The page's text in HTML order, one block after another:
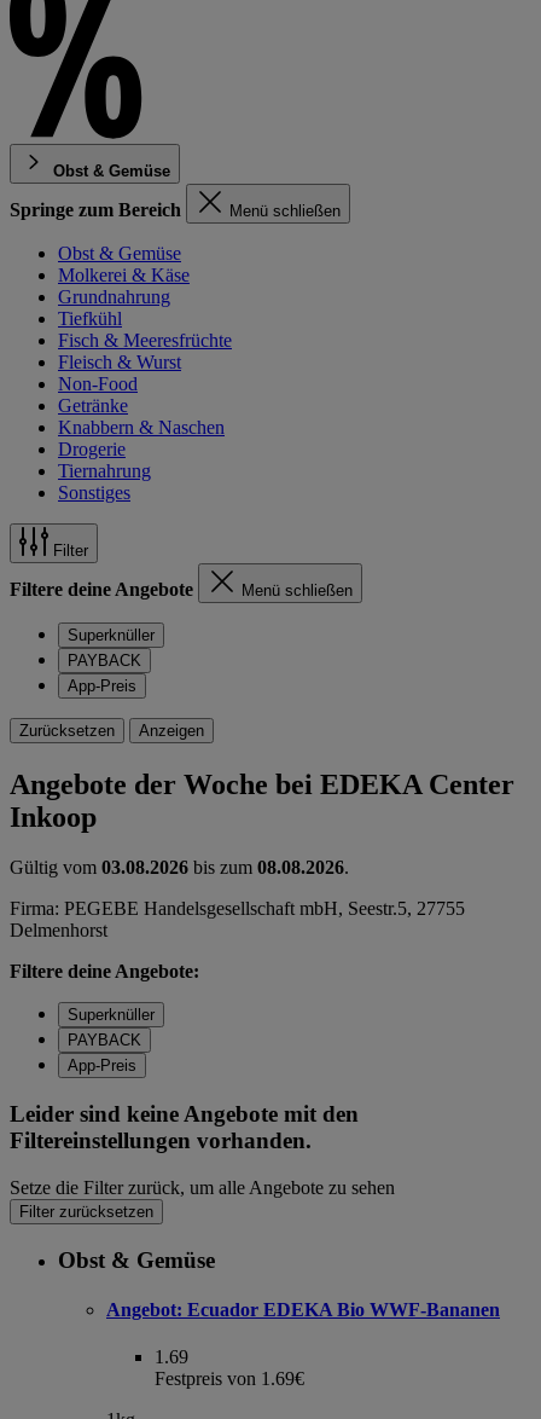
Obst & Gemüse
Springe zum Bereich Menü schließen
Obst & Gemüse
Molkerei & Käse
Grundnahrung
Tiefkühl
Fisch & Meeresfrüchte
Fleisch & Wurst
Non-Food
Getränke
Knabbern & Naschen
Drogerie
Tiernahrung
Sonstiges
Filter
Filtere deine Angebote Menü schließen
Superknüller
PAYBACK
App-Preis
Zurücksetzen Anzeigen
Angebote der Woche bei EDEKA Center
Inkoop
Gültig vom 03.08.2026 bis zum 08.08.2026.
Firma: PEGEBE Handelsgesellschaft mbH, Seestr.5, 27755
Delmenhorst
Filtere deine Angebote:
Superknüller
PAYBACK
App-Preis
Leider sind keine Angebote mit den
Filtereinstellungen vorhanden.
Setze die Filter zurück, um alle Angebote zu sehen
Filter zurücksetzen
Obst & Gemüse
Angebot: Ecuador EDEKA Bio WWF-Bananen
1.69
Festpreis von 1.69€